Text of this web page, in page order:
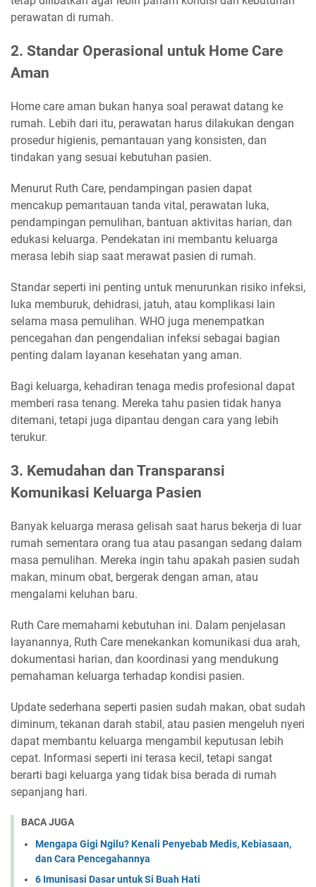
perawatan di rumah.
2. Standar Operasional untuk Home Care
Aman
Home care aman bukan hanya soal perawat datang ke
rumah. Lebih dari itu, perawatan harus dilakukan dengan
prosedur higienis, pemantauan yang konsisten, dan
tindakan yang sesuai kebutuhan pasien.
Menurut Ruth Care, pendampingan pasien dapat
mencakup pemantauan tanda vital, perawatan luka,
pendampingan pemulihan, bantuan aktivitas harian, dan
edukasi keluarga. Pendekatan ini membantu keluarga
merasa lebih siap saat merawat pasien di rumah.
Standar seperti ini penting untuk menurunkan risiko infeksi,
luka memburuk, dehidrasi, jatuh, atau komplikasi lain
selama masa pemulihan. WHO juga menempatkan
pencegahan dan pengendalian infeksi sebagai bagian
penting dalam layanan kesehatan yang aman.
Bagi keluarga, kehadiran tenaga medis profesional dapat
memberi rasa tenang. Mereka tahu pasien tidak hanya
ditemani, tetapi juga dipantau dengan cara yang lebih
terukur.
3. Kemudahan dan Transparansi
Komunikasi Keluarga Pasien
Banyak keluarga merasa gelisah saat harus bekerja di luar
rumah sementara orang tua atau pasangan sedang dalam
masa pemulihan. Mereka ingin tahu apakah pasien sudah
makan, minum obat, bergerak dengan aman, atau
mengalami keluhan baru.
Ruth Care memahami kebutuhan ini. Dalam penjelasan
layanannya, Ruth Care menekankan komunikasi dua arah,
dokumentasi harian, dan koordinasi yang mendukung
pemahaman keluarga terhadap kondisi pasien.
Update sederhana seperti pasien sudah makan, obat sudah
diminum, tekanan darah stabil, atau pasien mengeluh nyeri
dapat membantu keluarga mengambil keputusan lebih
cepat. Informasi seperti ini terasa kecil, tetapi sangat
berarti bagi keluarga yang tidak bisa berada di rumah
sepanjang hari.
BACA JUGA
Mengapa Gigi Ngilu? Kenali Penyebab Medis, Kebiasaan,
dan Cara Pencegahannya
6 Imunisasi Dasar untuk Si Buah Hati